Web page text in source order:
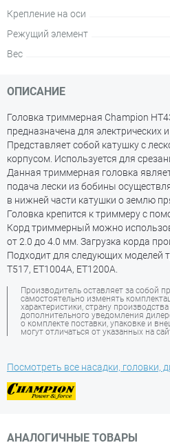
Крепление на оси
Режущий элемент
Вес
ОПИСАНИЕ
Головка триммерная Champion
предназначена для электрических
Представляет собой катушку с
корпусом. Используется для
Данная триммерная головка
подача лески из бобины
в нижней части катушки о землю
Головка крепится к триммеру с
Корд триммерный можно
от 2.0 до 4.0 мм. Загрузка корда
Подходит для следующих моделей
Т517, ET1004A, ET1200A.
Производитель оставляет за собой
самостоятельно изменять
характеристики, страну
дополнительного уведомления
о комплекте поставки, упаковке и
могут отличаться от указанных на
Посмотреть все насадки, головки,
АНАЛОГИЧНЫЕ ТОВАРЫ